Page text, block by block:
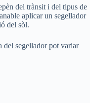
del trànsit i del tipus de
aplicar un segellador
del sòl.
del segellador pot variar